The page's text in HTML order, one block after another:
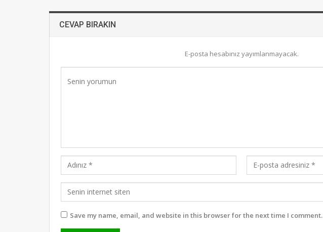
CEVAP BIRAKIN
E-posta hesabınız yayımlanmayacak.
Save my name, email, and website in this browser for the next time I comment.